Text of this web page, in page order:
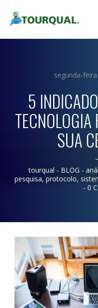
segunda-
5
SUA
tourqual - BLOG -
pesquisa, protocolo,
- 0